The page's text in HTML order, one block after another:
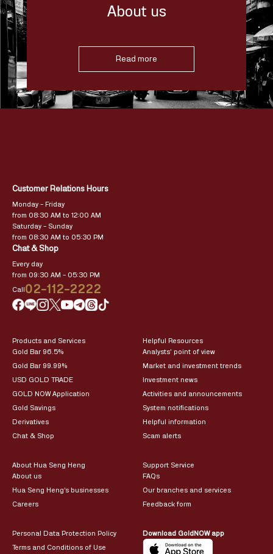
About us
Read more
Customer Relations Hours
Monday – Friday
from 08:30 AM to 12:00 AM
Saturday – Sunday
from 08:30 AM to 05:30 PM
Chat & Shop
Every day
from 09:30 AM – 05:30 PM
Call02-112-2222
Products and Services
Gold Bar 96.5%
Gold Bar 99.99%
USD GOLD TRADE
GOLD NOW Application
Gold Savings
Derivatives
Chat & Shop
Helpful Resources
Analysts’ point of view
Market and investment trends
Investment news
Activities and announcements
System notifications
Helpful information
Scam alerts
About Hua Seng Heng
About us
Hua Seng Heng’s businesses
Careers
Support Service
FAQs
Our branches and services
Feedback form
Personal Data Protection Policy
Terms and Conditions of Use
Download GoldNOW app